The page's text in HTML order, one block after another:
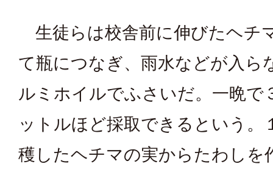
生徒らは校舎前に伸びたヘチ
て瓶につなぎ、雨水などが入ら
ルミホイルでふさいだ。一晩で
ットルほど採取できるという。
穫したヘチマの実からたわしを